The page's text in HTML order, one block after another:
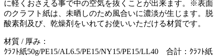
に軽くおさえる事で中の空気を抜くことが出来ます。※表面
のクラフト紙は、未晒しのため風合いに濃淡が生じます。脱
酸素剤及び、乾燥剤をいれてお使いいただける材質です。
材質 / 厚み：
ｸﾗﾌﾄ紙50g/PE15/AL6.5/PE15/NY15/PE15/LL40 合計：ｸﾗﾌﾄ紙